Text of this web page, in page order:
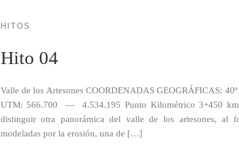
HITOS
Hito 04
Valle de los Artesones COORDENADAS GEOGRÁFICAS:
UTM: 566.700 — 4.534.195 Punto Kilométrico 3+450 km
distinguir otra panorámica del valle de los artesones, al
modeladas por la erosión, una de […]